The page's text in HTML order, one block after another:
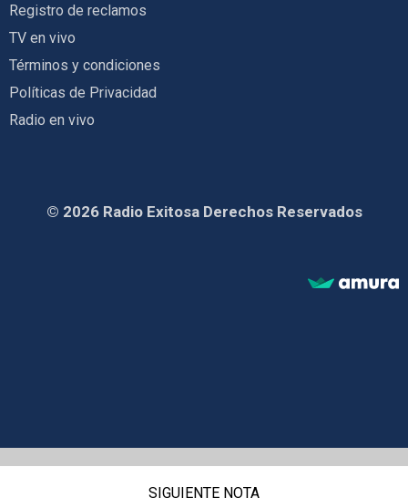
Registro de reclamos
TV en vivo
Términos y condiciones
Políticas de Privacidad
Radio en vivo
© 2026 Radio Exitosa Derechos Reservados
SIGUIENTE NOTA